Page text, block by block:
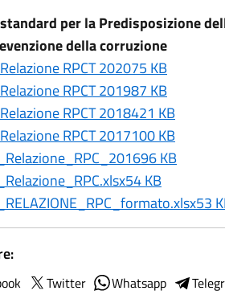
per la Predisposizione
della corruzione
RPCT 202075 KB
RPCT 201987 KB
RPCT 2018421 KB
RPCT 2017100 KB
KB
KB
Twitter Whatsapp